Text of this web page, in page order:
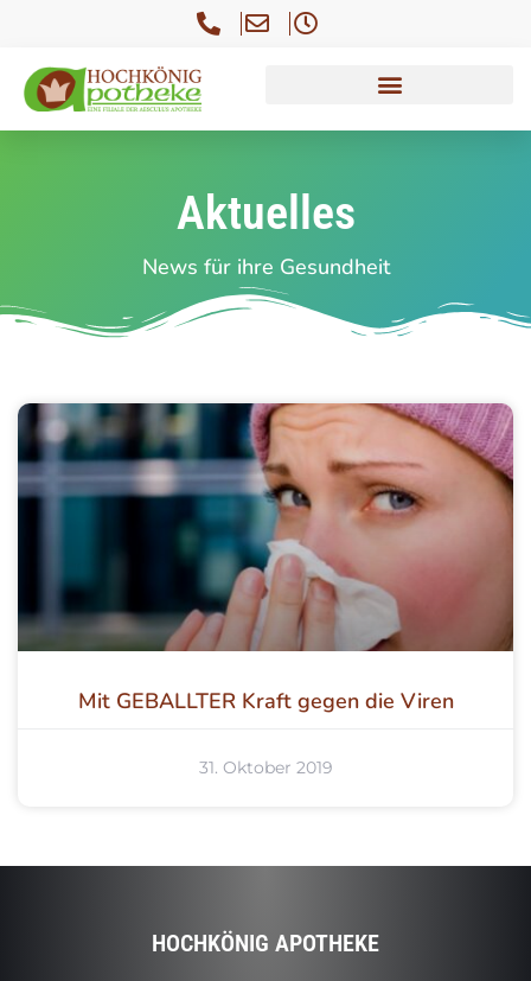
Aktuelles
News für ihre Gesundheit
Mit GEBALLTER Kraft gegen die Viren
31. Oktober 2019
HOCHKÖNIG APOTHEKE